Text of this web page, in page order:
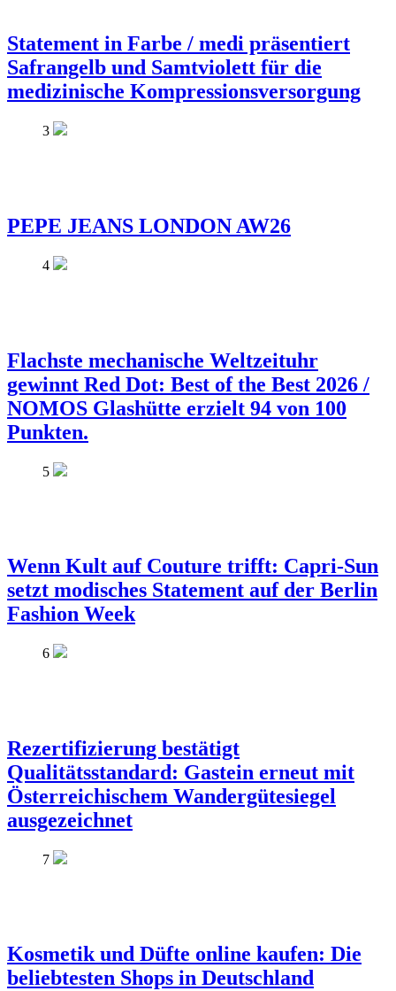
Statement in Farbe / medi präsentiert
Safrangelb und Samtviolett für die
medizinische Kompressionsversorgung
3
PEPE JEANS LONDON AW26
4
Flachste mechanische Weltzeituhr
gewinnt Red Dot: Best of the Best 2026 /
NOMOS Glashütte erzielt 94 von 100
Punkten.
5
Wenn Kult auf Couture trifft: Capri-Sun
setzt modisches Statement auf der Berlin
Fashion Week
6
Rezertifizierung bestätigt
Qualitätsstandard: Gastein erneut mit
Österreichischem Wandergütesiegel
ausgezeichnet
7
Kosmetik und Düfte online kaufen: Die
beliebtesten Shops in Deutschland